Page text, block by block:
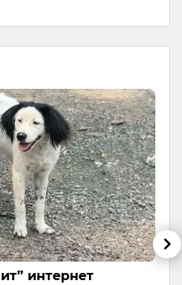
Саида Раметова оғир